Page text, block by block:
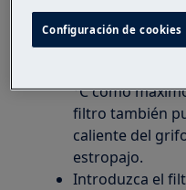
Restauración de
Introduzca el
°C como
filtro también
caliente del
estropajo.
Introduzca el
Configuración de cookies